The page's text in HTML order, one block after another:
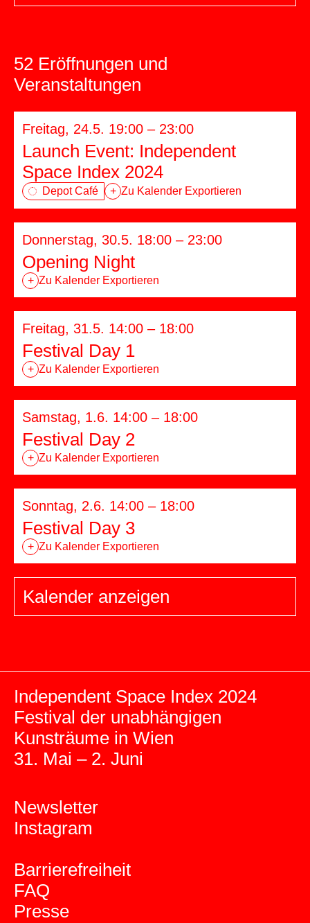
52 Eröffnungen und
Veranstaltungen
Freitag, 24.5. 19:00 – 23:00
Launch Event: Independent
Space Index 2024
Depot Café + Zu Kalender Exportieren
Donnerstag, 30.5. 18:00 – 23:00
Opening Night
+ Zu Kalender Exportieren
Freitag, 31.5. 14:00 – 18:00
Festival Day 1
+ Zu Kalender Exportieren
Samstag, 1.6. 14:00 – 18:00
Festival Day 2
+ Zu Kalender Exportieren
Sonntag, 2.6. 14:00 – 18:00
Festival Day 3
+ Zu Kalender Exportieren
Kalender anzeigen
Independent Space Index 2024
Festival der unabhängigen
Kunsträume in Wien
31. Mai – 2. Juni
Newsletter
Instagram
Barrierefreiheit
FAQ
Presse